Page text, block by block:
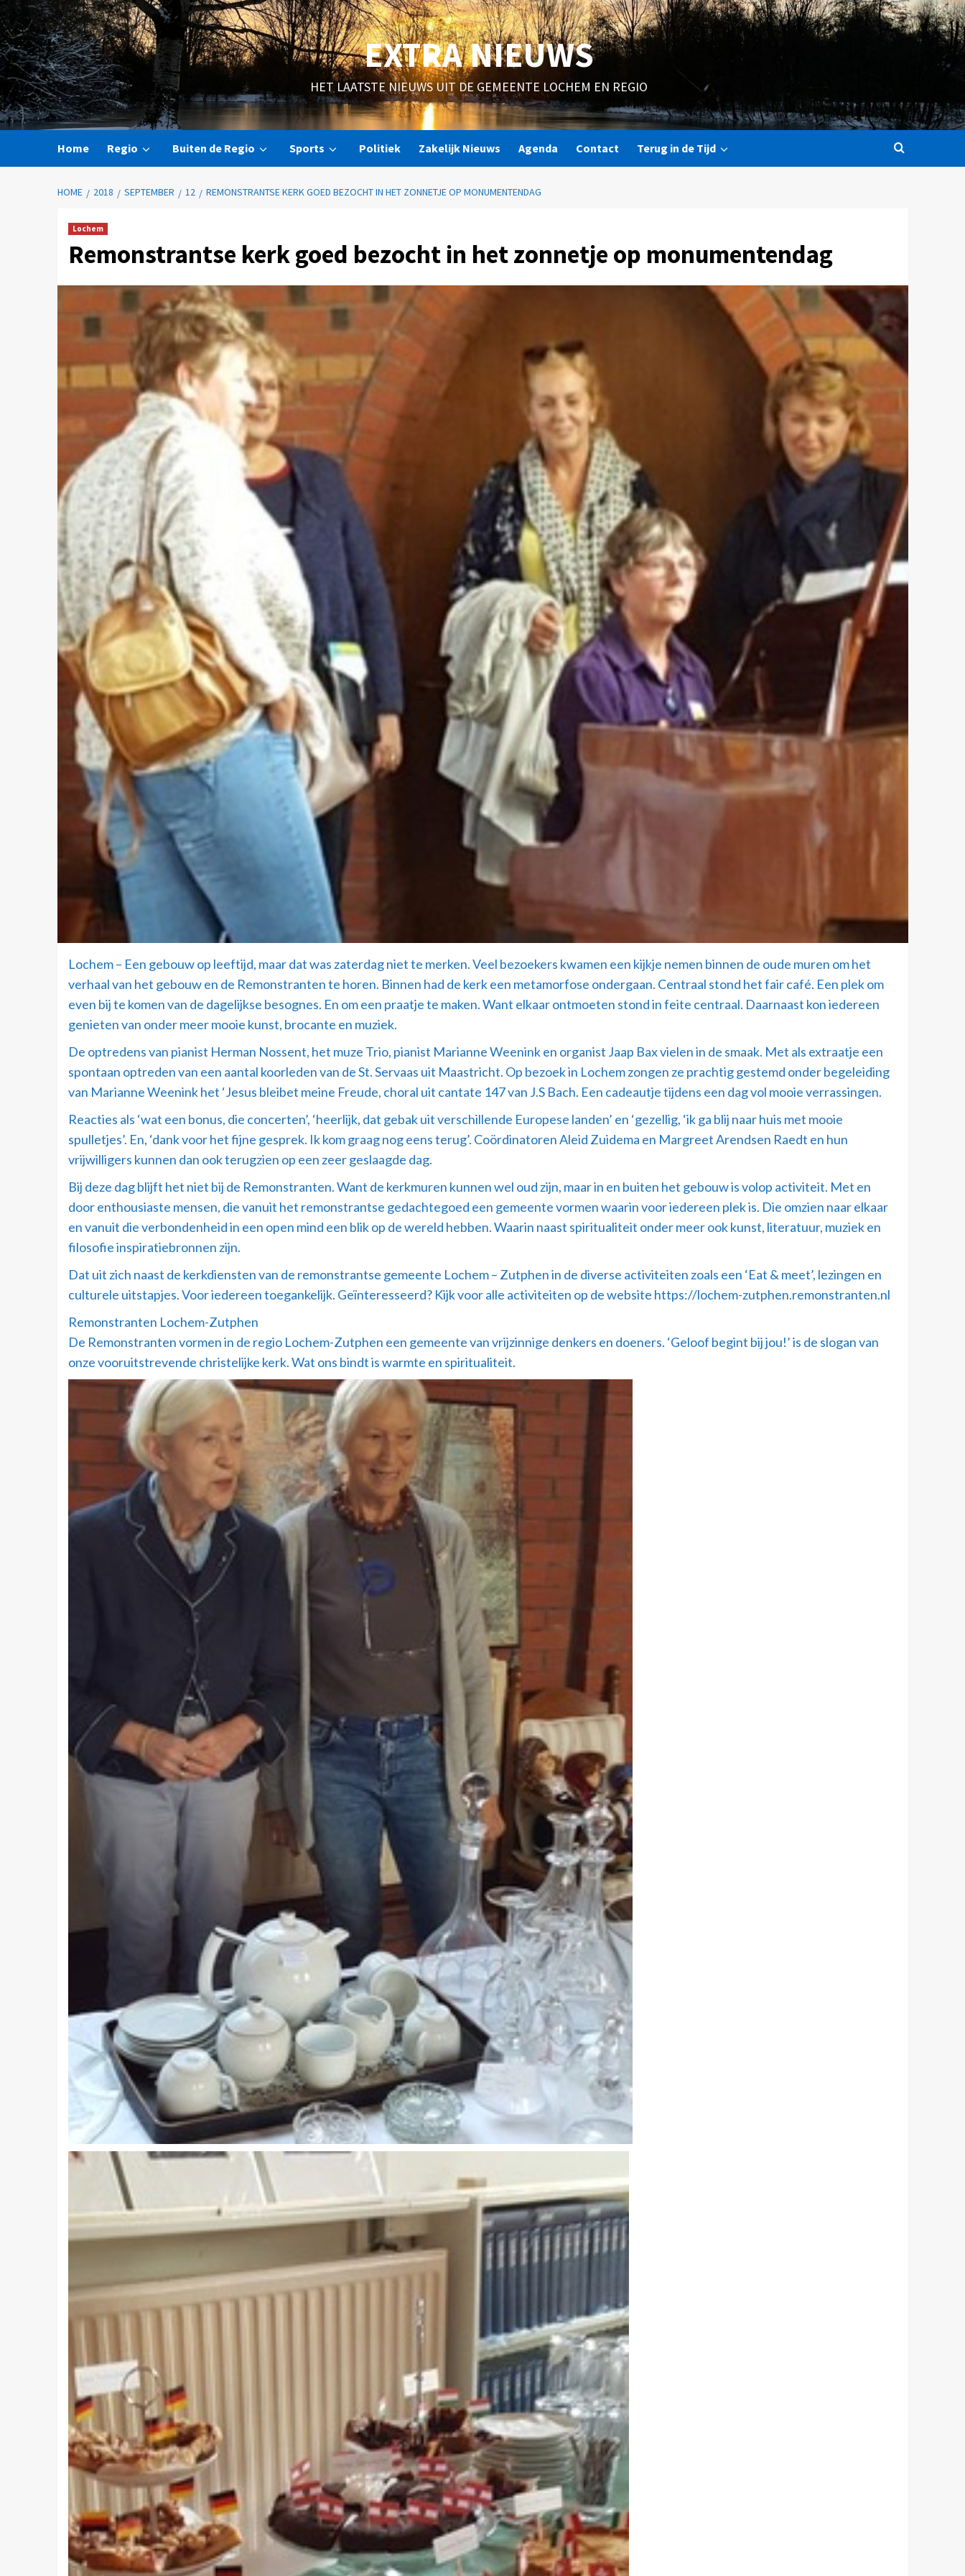
EXTRA NIEUWS
HET LAATSTE NIEUWS UIT DE GEMEENTE LOCHEM EN REGIO
Home Regio Buiten de Regio Sports Politiek Zakelijk Nieuws Agenda Contact Terug in de Tijd
HOME 2018 SEPTEMBER 12 REMONSTRANTSE KERK GOED BEZOCHT IN HET ZONNETJE OP MONUMENTENDAG
Lochem
Remonstrantse kerk goed bezocht in het zonnetje op monumentendag
Lochem – Een gebouw op leeftijd, maar dat was zaterdag niet te merken. Veel bezoekers kwamen een kijkje nemen binnen de oude muren om het
verhaal van het gebouw en de Remonstranten te horen. Binnen had de kerk een metamorfose ondergaan. Centraal stond het fair café. Een plek om
even bij te komen van de dagelijkse besognes. En om een praatje te maken. Want elkaar ontmoeten stond in feite centraal. Daarnaast kon iedereen
genieten van onder meer mooie kunst, brocante en muziek.
De optredens van pianist Herman Nossent, het muze Trio, pianist Marianne Weenink en organist Jaap Bax vielen in de smaak. Met als extraatje een
spontaan optreden van een aantal koorleden van de St. Servaas uit Maastricht. Op bezoek in Lochem zongen ze prachtig gestemd onder begeleiding
van Marianne Weenink het ‘Jesus bleibet meine Freude, choral uit cantate 147 van J.S Bach. Een cadeautje tijdens een dag vol mooie verrassingen.
Reacties als ‘wat een bonus, die concerten’, ‘heerlijk, dat gebak uit verschillende Europese landen’ en ‘gezellig, ‘ik ga blij naar huis met mooie
spulletjes’. En, ‘dank voor het fijne gesprek. Ik kom graag nog eens terug’. Coördinatoren Aleid Zuidema en Margreet Arendsen Raedt en hun
vrijwilligers kunnen dan ook terugzien op een zeer geslaagde dag.
Bij deze dag blijft het niet bij de Remonstranten. Want de kerkmuren kunnen wel oud zijn, maar in en buiten het gebouw is volop activiteit. Met en
door enthousiaste mensen, die vanuit het remonstrantse gedachtegoed een gemeente vormen waarin voor iedereen plek is. Die omzien naar elkaar
en vanuit die verbondenheid in een open mind een blik op de wereld hebben. Waarin naast spiritualiteit onder meer ook kunst, literatuur, muziek en
filosofie inspiratiebronnen zijn.
Dat uit zich naast de kerkdiensten van de remonstrantse gemeente Lochem – Zutphen in de diverse activiteiten zoals een ‘Eat & meet’, lezingen en
culturele uitstapjes. Voor iedereen toegankelijk. Geïnteresseerd? Kijk voor alle activiteiten op de website https://lochem-zutphen.remonstranten.nl
Remonstranten Lochem-Zutphen
De Remonstranten vormen in de regio Lochem-Zutphen een gemeente van vrijzinnige denkers en doeners. ‘Geloof begint bij jou!’ is de slogan van
onze vooruitstrevende christelijke kerk. Wat ons bindt is warmte en spiritualiteit.